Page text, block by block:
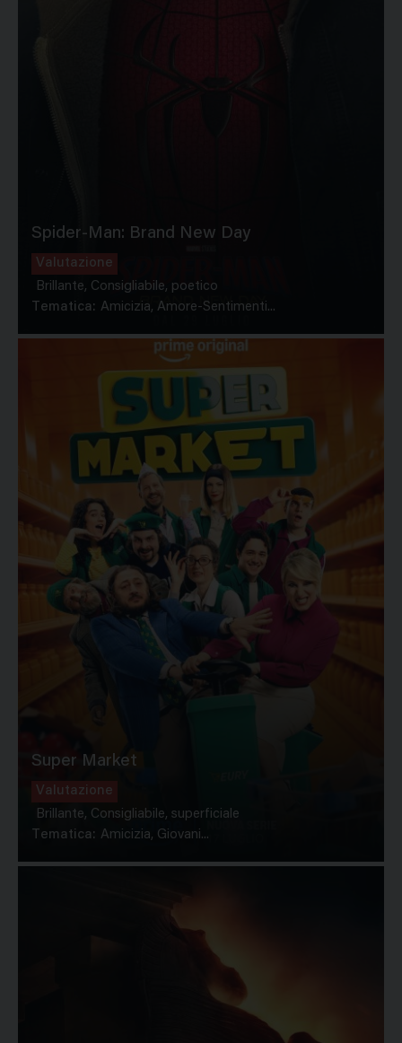
Spider-Man: Brand New Day
Valutazione
Brillante, Consigliabile, poetico
Tematica: Amicizia, Amore-Sentimenti...
Super Market
Valutazione
Brillante, Consigliabile, superficiale
Tematica: Amicizia, Giovani...